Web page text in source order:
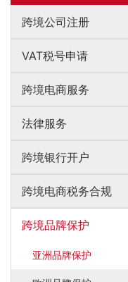
INFO@GOOGCCI.COM
印度商标注册常见问题
巴基斯坦商标注册常见
斯里兰卡商标注册常见
马尔代夫商标注册常见
哈萨克斯坦商标注册常
吉尔吉斯斯坦商标注册
塔吉克斯坦商标注册常
乌兹别克斯坦商标注册
跨境公司注册
VAT税号申请
跨境电商服务
法律服务
跨境银行开户
跨境电商税务合规
跨境品牌保护
亚洲品牌保护